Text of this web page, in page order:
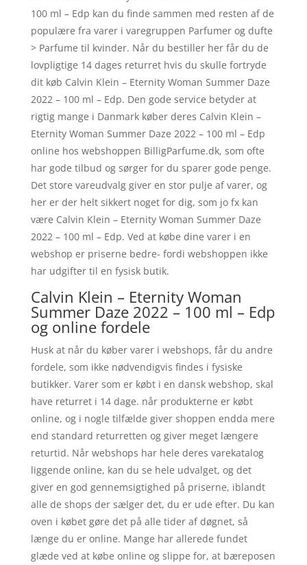
100 ml – Edp kan du finde sammen med resten af de
populære fra varer i varegruppen Parfumer og dufte
> Parfume til kvinder. Når du bestiller her får du de
lovpligtige 14 dages returret hvis du skulle fortryde
dit køb Calvin Klein – Eternity Woman Summer Daze
2022 – 100 ml – Edp. Den gode service betyder at
rigtig mange i Danmark køber deres Calvin Klein –
Eternity Woman Summer Daze 2022 – 100 ml – Edp
online hos webshoppen BilligParfume.dk, som ofte
har gode tilbud og sørger for du sparer gode penge.
Det store vareudvalg giver en stor pulje af varer, og
her er der helt sikkert noget for dig, som jo fx kan
være Calvin Klein – Eternity Woman Summer Daze
2022 – 100 ml – Edp. Ved at købe dine varer i en
webshop er priserne bedre- fordi webshoppen ikke
har udgifter til en fysisk butik.
Calvin Klein – Eternity Woman
Summer Daze 2022 – 100 ml – Edp
og online fordele
Husk at når du køber varer i webshops, får du andre
fordele, som ikke nødvendigvis findes i fysiske
butikker. Varer som er købt i en dansk webshop, skal
have returret i 14 dage. når produkterne er købt
online, og i nogle tilfælde giver shoppen endda mere
end standard returretten og giver meget længere
returtid. Når webshops har hele deres varekatalog
liggende online, kan du se hele udvalget, og det
giver en god gennemsigtighed på priserne, iblandt
alle de shops der sælger det, du er ude efter. Du kan
oven i købet gøre det på alle tider af døgnet, så
længe du er online. Mange har allerede fundet
glæde ved at købe online og slippe for, at bæreposen